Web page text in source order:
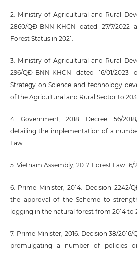
2. Ministry of Agricultural and Rural
2860/QĐ-BNN-KHCN dated 27/7/2022
Forest Status in 2021.
3. Ministry of Agricultural and Rural
296/QĐ-BNN-KHCN dated 16/01/
Strategy on Science and technology
of the Agricultural and Rural Sector to
4. Government, 2018. Decree 156/
detailing the implementation of a
Law.
5. Vietnam Assembly, 2017. Forest Law 16/
6. Prime Minister, 2014. Decision 2242/
the approval of the Scheme to
logging in the natural forest from 2014 to
7. Prime Minister, 2016. Decision 38/2016/
promulgating a number of policies